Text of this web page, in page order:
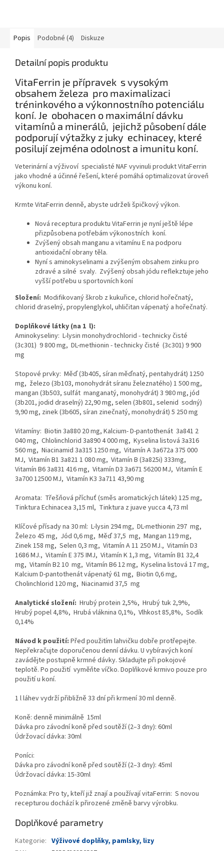
Popis Podobné (4) Diskuze
Detailní popis produktu
VitaFerrin je přípravek s vysokým
obsahem železa pro maximalizaci
tréninkového a výkonnostního potenciálu
koní. Je obohacen o maximální dávku
vitamínů a minerálů, jejichž působení dále
podporují výtažky z juky echinacey, které
posilují zejména odolnost a imunitu koní.
Veterinární a výživoví specialisté NAF vyvinuli produkt VitaFerrin
jako vhodné a účinné řešení, které pomáhá optimalizovat úroveň
výkonu koní.
Krmte VitaFerrin denně, abyste udrželi špičkový výkon.
Nová receptura produktu VitaFerrin je nyní ještě lépe
přizpůsobena potřebám výkonostních koní.
Zvýšený obsah manganu a vitamínu E na podporu
antioxidační obrany těla.
Nyní s aminokyselinami a zvýšeným obsahem zinku pro
zdravé a silné svaly. Zvýšený obsah jódu reflekztuje jeho
vyšší potřebu u sportovních koní
Složení: Modifikovaný škrob z kukuřice, chlorid hořečnatý,
chlorid draselný, propylenglykol, uhličitan vápenatý a hořečnatý.
Doplňkové látky (na 1 l):
Aminokyseliny: L-lysin monohydrochlorid - technicky čisté
(3c301) 9 800 mg, DL-methionin - technicky čisté (3c301) 9 900
mg
Stopové prvky: Měď (3b405, síran měďnatý, pentahydrát) 1250
mg, železo (3b103, monohydrát síranu železnatého) 1 500 mg,
mangan (3b503, sulfát manganatý, monohydrát) 3 980 mg, jód
(3b201, jodid draselný) 22,90 mg, selen (3b801, selenid sodný)
9,90 mg, zinek (3b605, síran zinečnatý, monohydrát) 5 250 mg
Vitamíny: Biotin 3a880 20 mg, Kalcium- D-pantothenát 3a841 2
040 mg, Chlolinchlorid 3a890 4 000 mg, Kyselina listová 3a316
560 mg, Niacinamid 3a315 1250 mg, Vitamín A 3a672a 375 000
MJ, Vitamín B1 3a821 1 080 mg, Vitamín B (3a825i) 333mg,
Vitamín B6 3a831 416 mg, Vitamín D3 3a671 56200 MJ, Vitamín E
3a700 12500 MJ, Vitamín K3 3a711 43,90 mg
Aromata: Třešňová příchuť (směs aromatických látek) 125 mg,
Tinktura Echinacea 3,15 ml, Tinktura z juave yucca 4,73 ml
Klíčové přísady na 30 ml: L-lysin 294 mg, DL-methionin 297 mg,
Železo 45 mg, Jód 0,6 mg, Měď 37,5 mg, Mangan 119 mg,
Zinek 158 mg, Selen 0,3 mg, Vitamín A 11 250 MJ., Vitamín D3
1686 MJ., Vitamín E 375 IMJ, Vitamín K 1,3 mg, Vitamín B1 32,4
mg, Vitamín B2 10 mg, Vitamín B6 12 mg, Kyselina listová 17 mg,
Kalcium D-pantothenát vápenatý 61 mg, Biotin 0,6 mg,
Cholinchlorid 120 mg, Niacinamid 37,5 mg
Analytické složení: Hrubý protein 2,5%, Hrubý tuk 2,9%,
Hrubý popel 4,8%, Hrubá vláknina 0,1%, Vlhkost 85,8%, Sodík
0,14%
Návod k použití: Před použitím lahvičku dobře protřepejte.
Nepřekračujte doporučenou denní dávku. U vybíravých koní
zavádějte postupně krmné dávky. Skladujte při pokojové
teplotě. Po použití vyměňte víčko. Doplňkové krmivo pouze pro
použití u koní.
1 l láhev vydrží přibližně 33 dní při krmení 30 ml denně.
Koně: denně minimálně 15ml
Dávka pro závodní koně před soutěží (2–3 dny): 60ml
Údržovací dávka: 30ml
Poníci:
Dávka pro závodní koně před soutěží (2–3 dny): 45ml
Údržovací dávka: 15-30ml
Poznámka: Pro ty, kteří již znají a používají vitaFerrin: S novou
recepturou dochází k přirozené změně barvy výrobku.
Doplňkové parametry
Kategorie: Výživové doplňky, pamlsky, lizy